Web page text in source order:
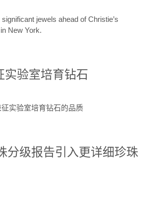
jewels ahead of Christie’s
New York.
实验室培育钻石
实验室培育钻石的品质
分级报告引入更详细珍珠